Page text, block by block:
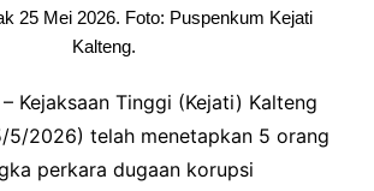
25 Mei 2026. Foto: Puspenkum Kejati
Kalteng.
Kejaksaan Tinggi (Kejati) Kalteng
5/2026) telah menetapkan 5 orang
perkara dugaan korupsi